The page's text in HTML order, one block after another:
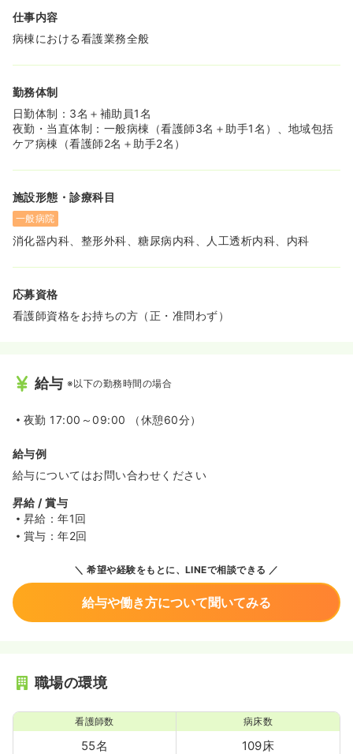
仕事内容
病棟における看護業務全般
勤務体制
日勤体制：3名＋補助員1名
夜勤・当直体制：一般病棟（看護師3名＋助手1名）、地域包括
ケア病棟（看護師2名＋助手2名）
施設形態・診療科目
一般病院
消化器内科、整形外科、糖尿病内科、人工透析内科、内科
応募資格
看護師資格をお持ちの方（正・准問わず）
給与 ※以下の勤務時間の場合
夜勤 17:00～09:00 （休憩60分）
給与例
給与についてはお問い合わせください
昇給 / 賞与
昇給：年1回
賞与：年2回
希望や経験をもとに、LINEで相談できる
給与や働き方について聞いてみる
職場の環境
看護師数
55名
病床数
109床